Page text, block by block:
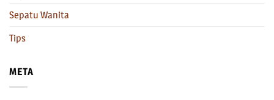
Sepatu Wanita
Tips
META